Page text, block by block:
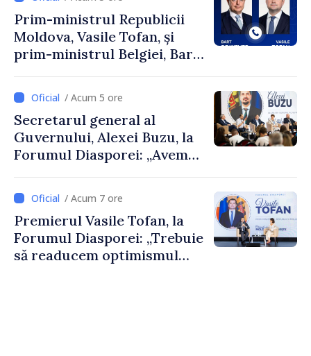
Prim-ministrul Republicii
Moldova, Vasile Tofan, și
prim-ministrul Belgiei, Bart
despre parcursul european
al Republicii Moldova.
/ Acum 5 ore
Secretarul general al
Guvernului, Alexei Buzu, la
Forumul Diasporei: „Avem
dumneavoastră pentru a
construi comunități mai
puternice”
/ Acum 7 ore
Premierul Vasile Tofan, la
Forumul Diasporei: „Trebuie
să readucem optimismul